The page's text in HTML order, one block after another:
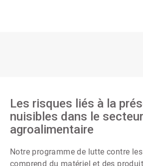
Les risques liés à la
nuisibles dans le secteur
agroalimentaire
Notre programme de lutte contre
comprend du matériel et des